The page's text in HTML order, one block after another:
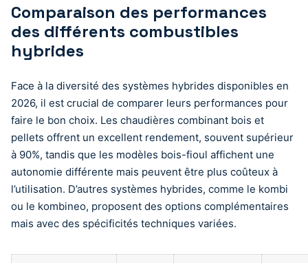
Comparaison des performances
des différents combustibles
hybrides
Face à la diversité des systèmes hybrides disponibles en
2026, il est crucial de comparer leurs performances pour
faire le bon choix. Les chaudières combinant bois et
pellets offrent un excellent rendement, souvent supérieur
à 90%, tandis que les modèles bois-fioul affichent une
autonomie différente mais peuvent être plus coûteux à
l’utilisation. D’autres systèmes hybrides, comme le kombi
ou le kombineo, proposent des options complémentaires
mais avec des spécificités techniques variées.